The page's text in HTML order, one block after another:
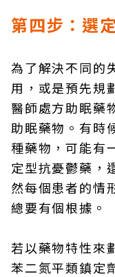
第四步：選
為了解決不同的
用，或是預先規
醫師處方助眠藥
助眠藥物。有時
種藥物，可能有
定型抗憂鬱藥，
然每個患者的情
總要有個根據。
若以藥物特性來
苯二氮平類鎮定